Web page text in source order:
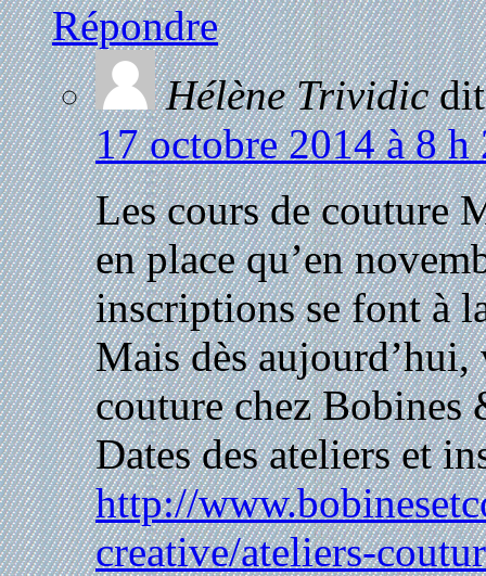
Répondre
Hélène Trividic
17 octobre 2014 à 8 h
Les cours de couture
en place qu’en
inscriptions se font à
Mais dès
couture chez Bobines
Dates des ateliers et
http://
creative/ateliers-